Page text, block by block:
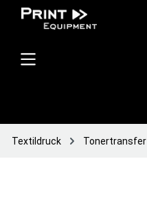
Textildruck Tonertransfer